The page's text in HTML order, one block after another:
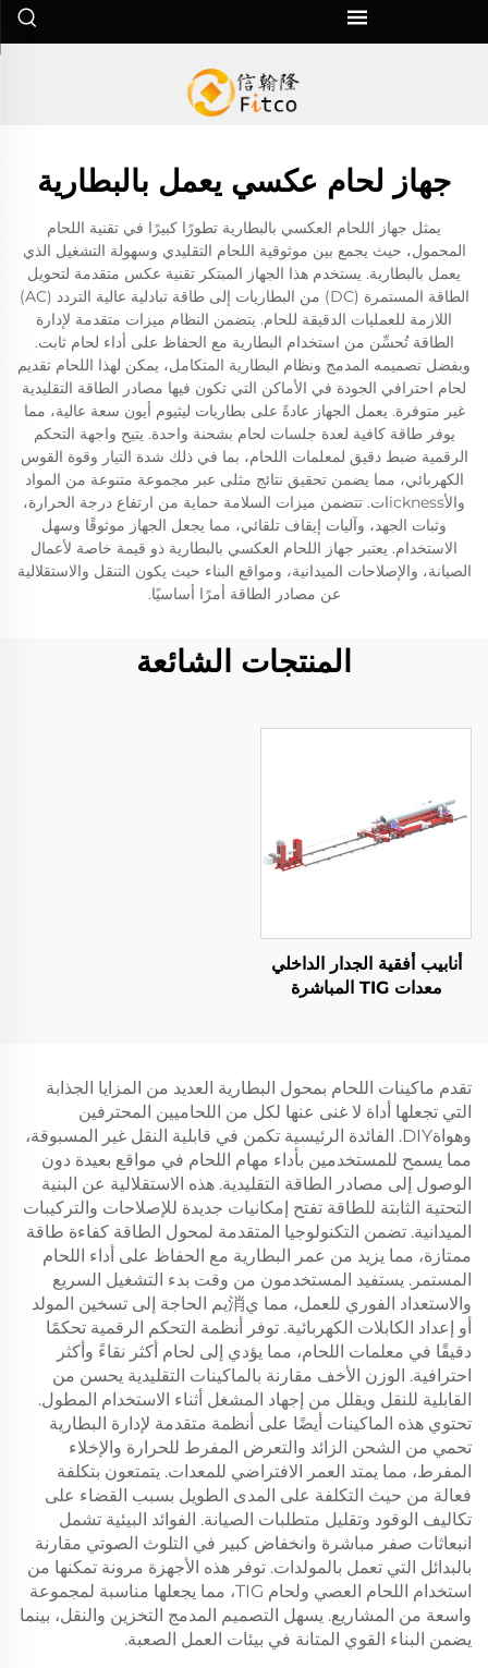
جهاز لحام عكسي يعمل بالبطارية
يمثل جهاز اللحام العكسي بالبطارية تطورًا كبيرًا في تقنية اللحام
المحمول، حيث يجمع بين موثوقية اللحام التقليدي وسهولة التشغيل الذي
يعمل بالبطارية. يستخدم هذا الجهاز المبتكر تقنية عكس متقدمة لتحويل
الطاقة المستمرة (DC) من البطاريات إلى طاقة تبادلية عالية التردد (AC)
اللازمة للعمليات الدقيقة للحام. يتضمن النظام ميزات متقدمة لإدارة
الطاقة تُحسِّن من استخدام البطارية مع الحفاظ على أداء لحام ثابت.
وبفضل تصميمه المدمج ونظام البطارية المتكامل، يمكن لهذا اللحام تقديم
لحام احترافي الجودة في الأماكن التي تكون فيها مصادر الطاقة التقليدية
غير متوفرة. يعمل الجهاز عادةً على بطاريات ليثيوم أيون سعة عالية، مما
يوفر طاقة كافية لعدة جلسات لحام بشحنة واحدة. يتيح واجهة التحكم
الرقمية ضبط دقيق لمعلمات اللحام، بما في ذلك شدة التيار وقوة القوس
الكهربائي، مما يضمن تحقيق نتائج مثلى عبر مجموعة متنوعة من المواد
والأicknessات. تتضمن ميزات السلامة حماية من ارتفاع درجة الحرارة،
وثبات الجهد، وآليات إيقاف تلقائي، مما يجعل الجهاز موثوقًا وسهل
الاستخدام. يعتبر جهاز اللحام العكسي بالبطارية ذو قيمة خاصة لأعمال
الصيانة، والإصلاحات الميدانية، ومواقع البناء حيث يكون التنقل والاستقلالية
عن مصادر الطاقة أمرًا أساسيًا.
المنتجات الشائعة
أنابيب أفقية الجدار الداخلي
معدات TIG المباشرة
تقدم ماكينات اللحام بمحول البطارية العديد من المزايا الجذابة
التي تجعلها أداة لا غنى عنها لكل من اللحاميين المحترفين
وهواةDIY. الفائدة الرئيسية تكمن في قابلية النقل غير المسبوقة،
مما يسمح للمستخدمين بأداء مهام اللحام في مواقع بعيدة دون
الوصول إلى مصادر الطاقة التقليدية. هذه الاستقلالية عن البنية
التحتية الثابتة للطاقة تفتح إمكانيات جديدة للإصلاحات والتركيبات
الميدانية. تضمن التكنولوجيا المتقدمة لمحول الطاقة كفاءة طاقة
ممتازة، مما يزيد من عمر البطارية مع الحفاظ على أداء اللحام
المستمر. يستفيد المستخدمون من وقت بدء التشغيل السريع
والاستعداد الفوري للعمل، مما ي消يم الحاجة إلى تسخين المولد
أو إعداد الكابلات الكهربائية. توفر أنظمة التحكم الرقمية تحكمًا
دقيقًا في معلمات اللحام، مما يؤدي إلى لحام أكثر نقاءً وأكثر
احترافية. الوزن الأخف مقارنة بالماكينات التقليدية يحسن من
القابلية للنقل ويقلل من إجهاد المشغل أثناء الاستخدام المطول.
تحتوي هذه الماكينات أيضًا على أنظمة متقدمة لإدارة البطارية
تحمي من الشحن الزائد والتعرض المفرط للحرارة والإخلاء
المفرط، مما يمتد العمر الافتراضي للمعدات. يتمتعون بتكلفة
فعالة من حيث التكلفة على المدى الطويل بسبب القضاء على
تكاليف الوقود وتقليل متطلبات الصيانة. الفوائد البيئية تشمل
انبعاثات صفر مباشرة وانخفاض كبير في التلوث الصوتي مقارنة
بالبدائل التي تعمل بالمولدات. توفر هذه الأجهزة مرونة تمكنها من
استخدام اللحام العصي ولحام TIG، مما يجعلها مناسبة لمجموعة
واسعة من المشاريع. يسهل التصميم المدمج التخزين والنقل، بينما
يضمن البناء القوي المتانة في بيئات العمل الصعبة.